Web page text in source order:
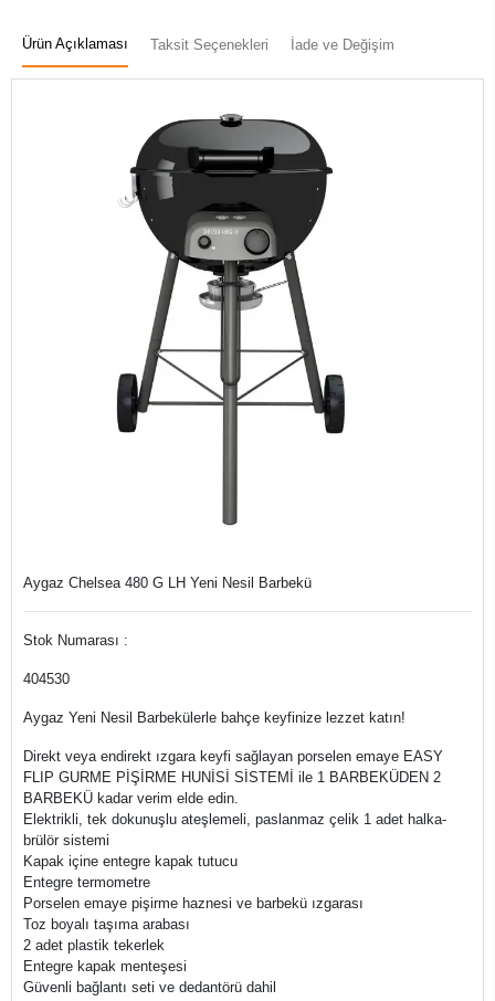
Ürün Açıklaması Taksit Seçenekleri İade ve Değişim
Aygaz Chelsea 480 G LH Yeni Nesil Barbekü
Stok Numarası :
404530
Aygaz Yeni Nesil Barbekülerle bahçe keyfinize lezzet katın!
Direkt veya endirekt ızgara keyfi sağlayan porselen emaye EASY
FLIP GURME PİŞİRME HUNİSİ SİSTEMİ ile 1 BARBEKÜDEN 2
BARBEKÜ kadar verim elde edin.
Elektrikli, tek dokunuşlu ateşlemeli, paslanmaz çelik 1 adet halka-
brülör sistemi
Kapak içine entegre kapak tutucu
Entegre termometre
Porselen emaye pişirme haznesi ve barbekü ızgarası
Toz boyalı taşıma arabası
2 adet plastik tekerlek
Entegre kapak menteşesi
Güvenli bağlantı seti ve dedantörü dahil